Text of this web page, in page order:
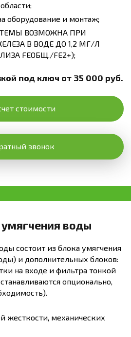
оборудование и монтаж;
ВОЗМОЖНА ПРИ
В ВОДЕ ДО 1,2 МГ/Л
FEОБЩ./FE2+);
под ключ от 35 000 руб.
стоимости
звонок
воды
состоит из блока умягчения
и дополнительных блоков:
на входе и фильтра тонкой
опционально,
жесткости, механических